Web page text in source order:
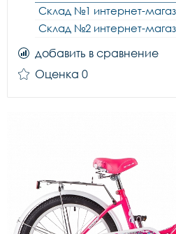
Склад №1 интернет-
Склад №2 интернет-
добавить в сравнение
Оценка 0